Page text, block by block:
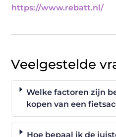
https://www.rebatt.nl/
Veelgestelde
Welke factoren zijn
kopen van een
Hoe bepaal ik de